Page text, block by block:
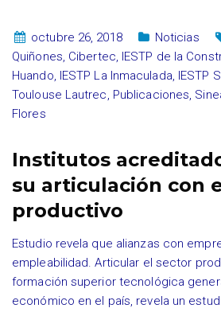
octubre 26, 2018 Noticias
Quiñones, Cibertec, IESTP de la
Huando, IESTP La Inmaculada, IESTP
Toulouse Lautrec, Publicaciones,
Flores
Institutos
su articulación con
productivo
Estudio revela que alianzas con
empleabilidad. Articular el sector
formación superior tecnológica
económico en el país, revela un